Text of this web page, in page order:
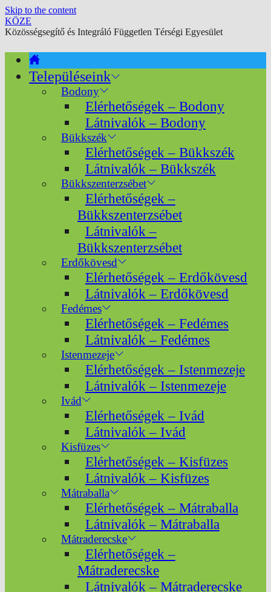
Skip to the content
KÖZE
Közösségsegítő és Integráló Független Térségi Egyesület
Településeink
Bodony
Elérhetőségek – Bodony
Látnivalók – Bodony
Bükkszék
Elérhetőségek – Bükkszék
Látnivalók – Bükkszék
Bükkszenterzsébet
Elérhetőségek –
Bükkszenterzsébet
Látnivalók –
Bükkszenterzsébet
Erdőkövesd
Elérhetőségek – Erdőkövesd
Látnivalók – Erdőkövesd
Fedémes
Elérhetőségek – Fedémes
Látnivalók – Fedémes
Istenmezeje
Elérhetőségek – Istenmezeje
Látnivalók – Istenmezeje
Ivád
Elérhetőségek – Ivád
Látnivalók – Ivád
Kisfüzes
Elérhetőségek – Kisfüzes
Látnivalók – Kisfüzes
Mátraballa
Elérhetőségek – Mátraballa
Látnivalók – Mátraballa
Mátraderecske
Elérhetőségek –
Mátraderecske
Látnivalók – Mátraderecske